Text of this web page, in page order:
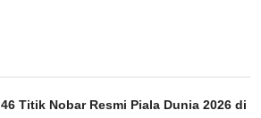
46 Titik Nobar Resmi Piala Dunia 2026 di